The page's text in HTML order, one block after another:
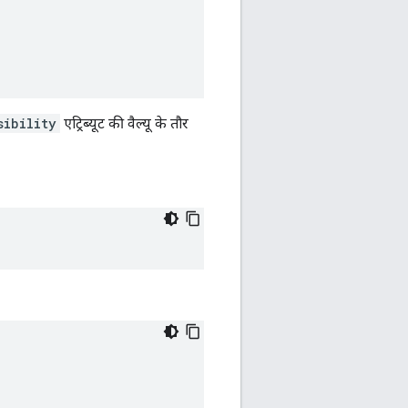
एट्रिब्यूट की वैल्यू के तौर